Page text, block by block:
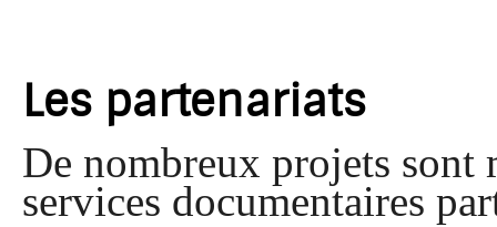
Les partenariats
De nombreux projets sont
services documentaires